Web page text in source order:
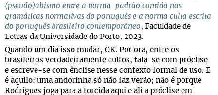
(pseudo)abismo entre a norma-padrão contida nas
gramáticas normativas do português e a norma culta escrita
do português brasileiro contemporâneo, Faculdade de
Letras da Universidade do Porto, 2023.
Quando um dia isso mudar, OK. Por ora, entre os
brasileiros verdadeiramente cultos, fala-se com próclise
e escreve-se com ênclise nesse contexto formal de uso. E
é aquilo: uma andorinha só não faz verão; não é porque
Rodrigues joga para a torcida aqui e ali a próclise em